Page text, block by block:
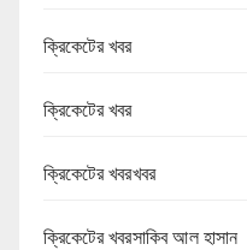
ক্রিকেটের খবর
ক্রিকেটের খবর
ক্রিকেটের খবরখবর
ক্রিকেটের খবরসাকিব আল হাসান